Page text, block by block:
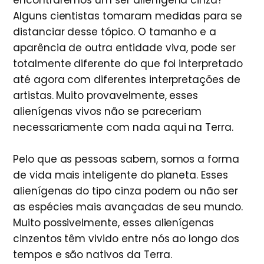
Alguns cientistas tomaram medidas para se
distanciar desse tópico. O tamanho e a
aparência de outra entidade viva, pode ser
totalmente diferente do que foi interpretado
até agora com diferentes interpretações de
artistas. Muito provavelmente, esses
alienígenas vivos não se pareceriam
necessariamente com nada aqui na Terra.
Pelo que as pessoas sabem, somos a forma
de vida mais inteligente do planeta. Esses
alienígenas do tipo cinza podem ou não ser
as espécies mais avançadas de seu mundo.
Muito possivelmente, esses alienígenas
cinzentos têm vivido entre nós ao longo dos
tempos e são nativos da Terra.